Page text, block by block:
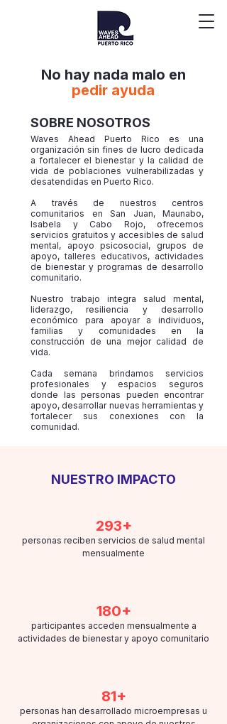
No hay nada malo en
pedir ayuda
SOBRE NOSOTROS
Waves Ahead Puerto Rico es una
organización sin fines de lucro dedicada
a fortalecer el bienestar y la calidad de
vida de poblaciones vulnerabilizadas y
desatendidas en Puerto Rico.
A través de nuestros centros
comunitarios en San Juan, Maunabo,
Isabela y Cabo Rojo, ofrecemos
servicios gratuitos y accesibles de salud
mental, apoyo psicosocial, grupos de
apoyo, talleres educativos, actividades
de bienestar y programas de desarrollo
comunitario.
Nuestro trabajo integra salud mental,
liderazgo, resiliencia y desarrollo
económico para apoyar a individuos,
familias y comunidades en la
construcción de una mejor calidad de
vida.
Cada semana brindamos servicios
profesionales y espacios seguros
donde las personas pueden encontrar
apoyo, desarrollar nuevas herramientas y
fortalecer sus conexiones con la
comunidad.
NUESTRO IMPACTO
293+
personas reciben servicios de salud mental
mensualmente
180+
participantes acceden mensualmente a
actividades de bienestar y apoyo comunitario
81+
personas han desarrollado microempresas u